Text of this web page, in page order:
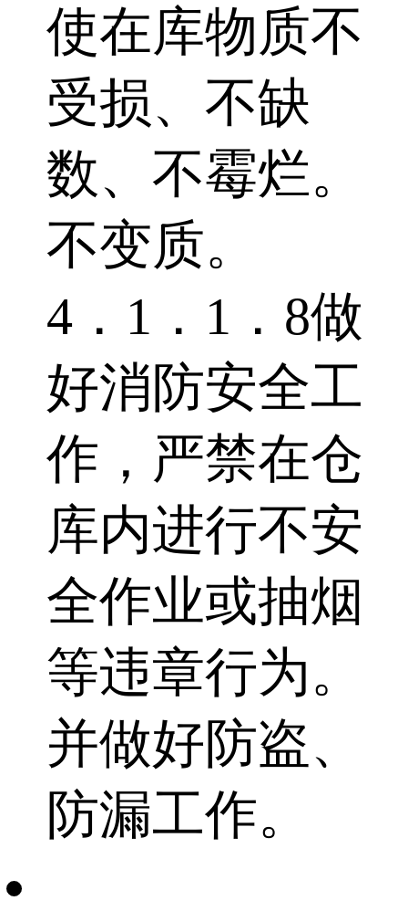
使在库物质不
受损、不缺
数、不霉烂。
不变质。
4．1．1．8做
好消防安全工
作，严禁在仓
库内进行不安
全作业或抽烟
等违章行为。
并做好防盗、
防漏工作。